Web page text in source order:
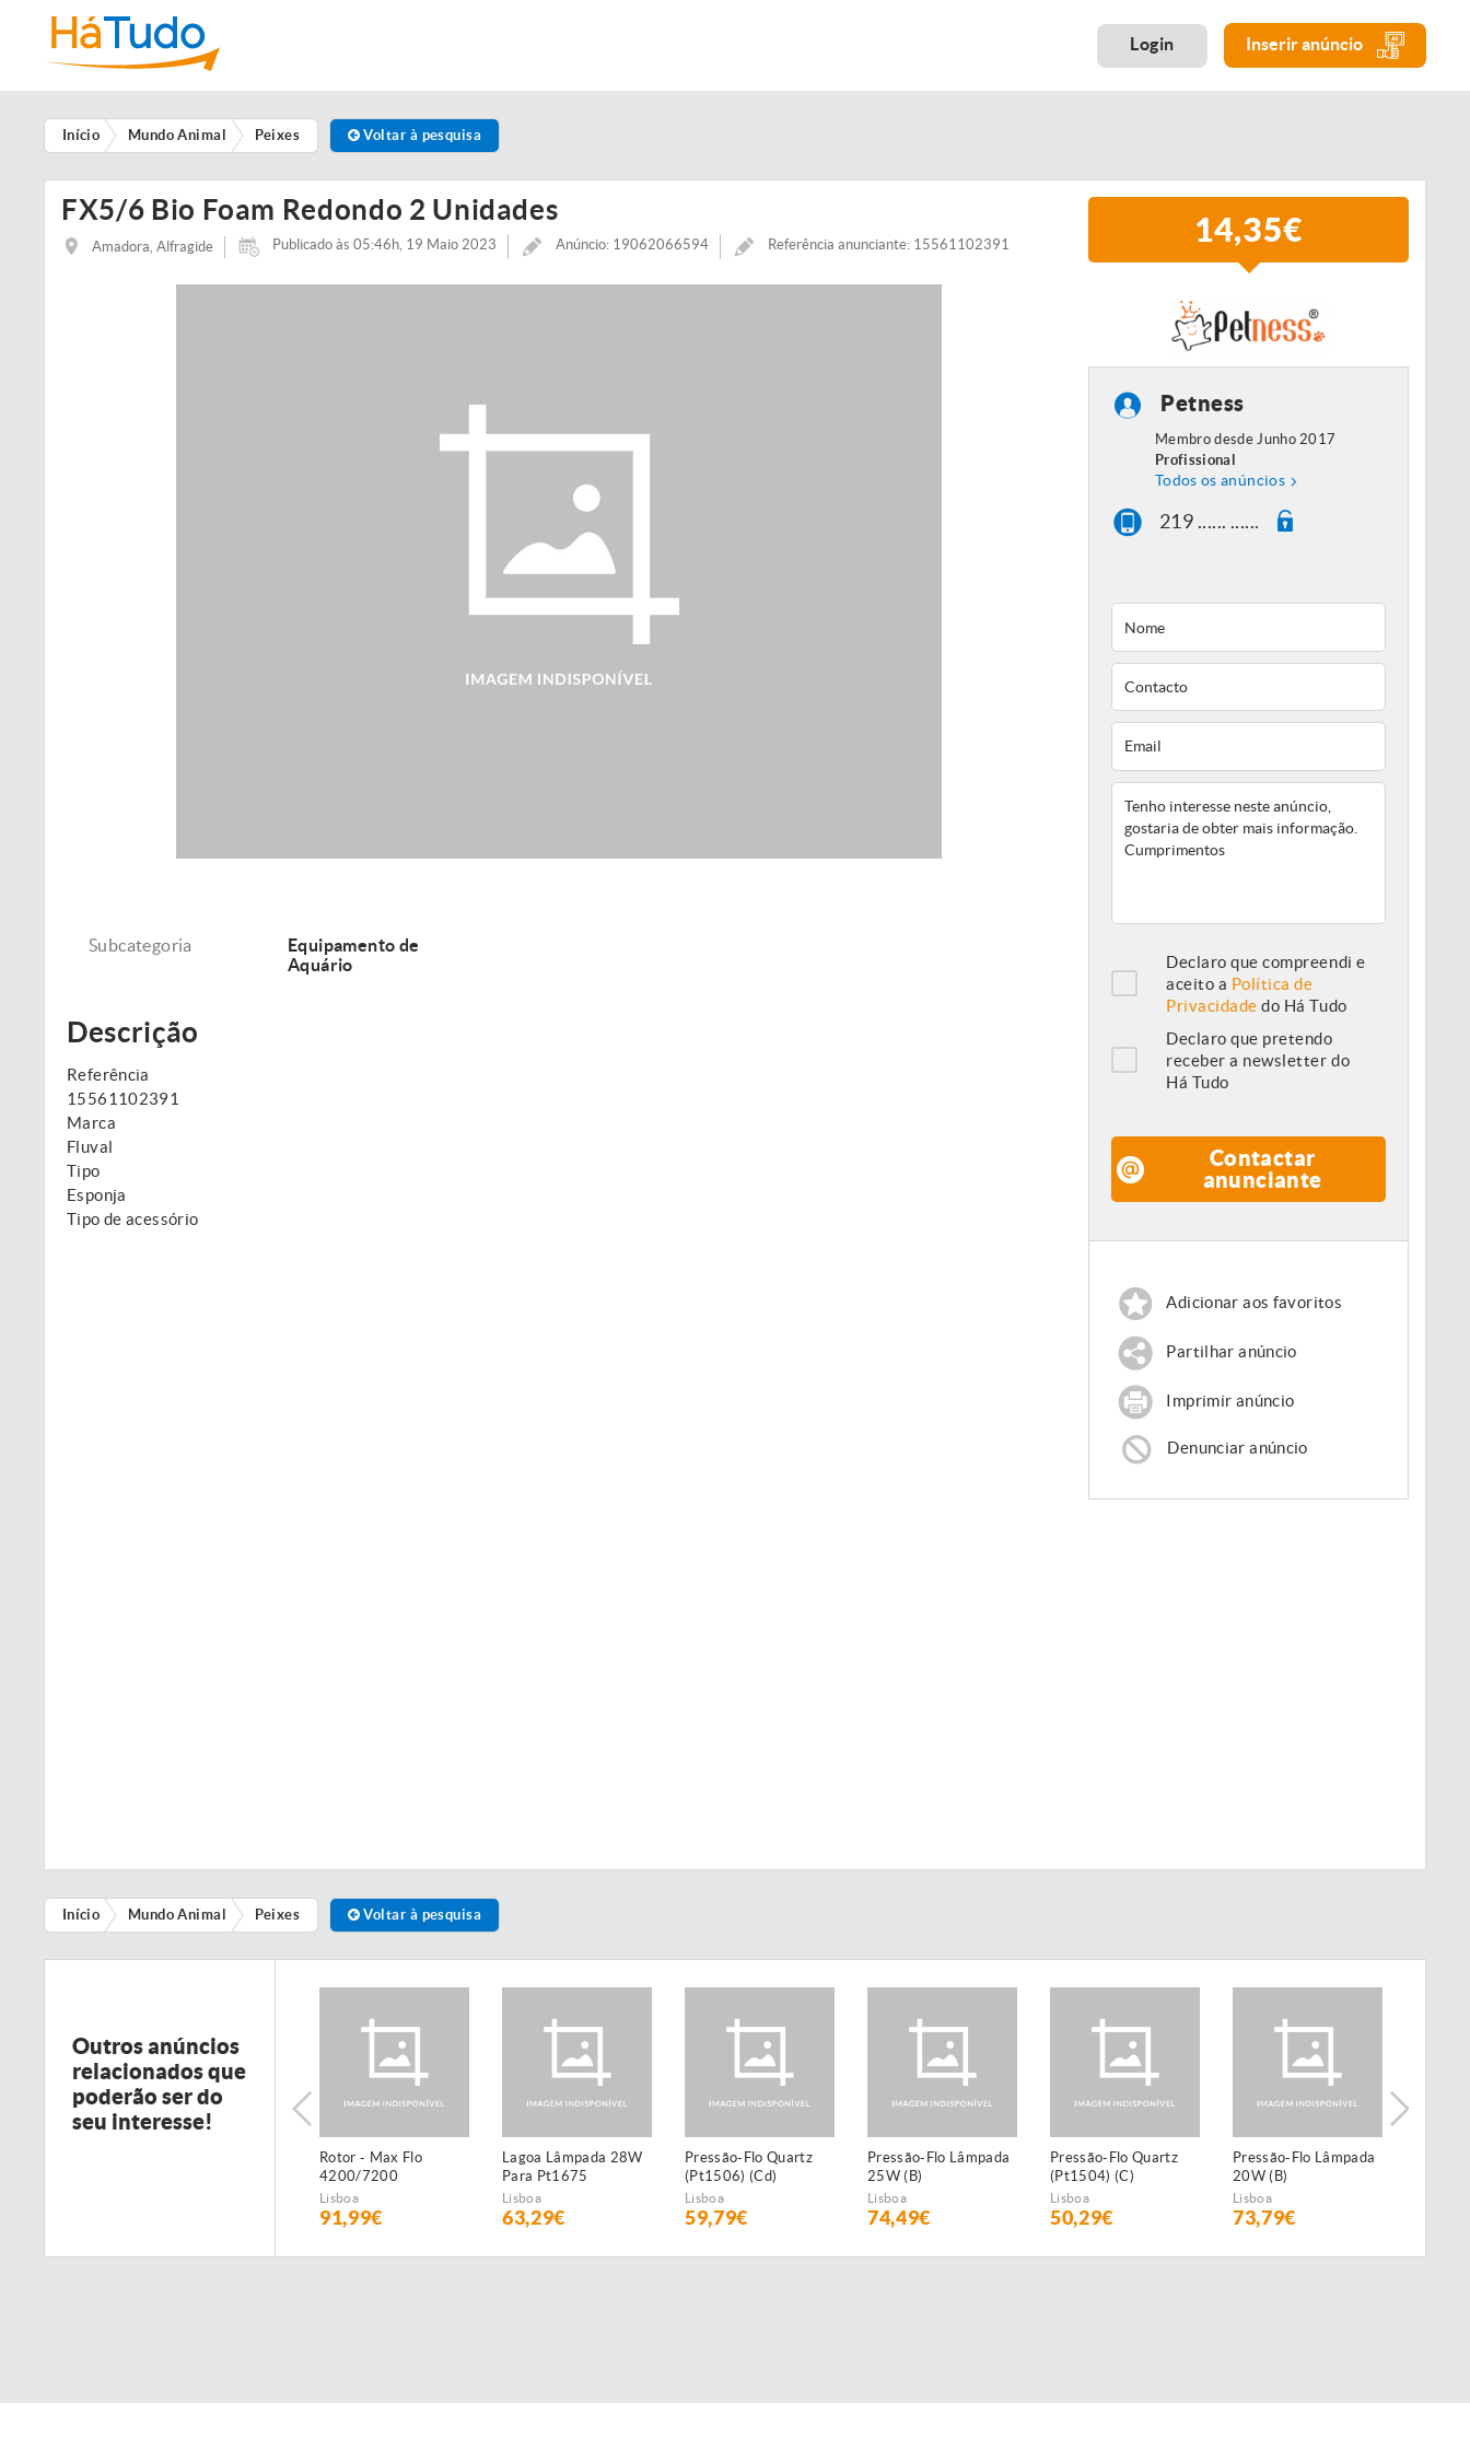
Login Inserir anúncio
Início Mundo Animal Peixes Voltar à pesquisa
FX5/6 Bio Foam Redondo 2 Unidades
Amadora, Alfragide Publicado às 05:46h, 19 Maio 2023 Anúncio: 19062066594 Referência anunciante: 15561102391 14,35€
Subcategoria
Equipamento de
Aquário
Descrição
Referência
15561102391
Marca
Fluval
Tipo
Esponja
Tipo de acessório
Petness
Membro desde Junho 2017
Profissional
Todos os anúncios
219 ...... ......
Declaro que compreendi e
aceito a Política de
Privacidade do Há Tudo
Declaro que pretendo
receber a newsletter do
Há Tudo
Contactar
anunciante
Adicionar aos favoritos
Partilhar anúncio
Imprimir anúncio
Denunciar anúncio
Início Mundo Animal Peixes Voltar à pesquisa
Outros anúncios
relacionados que
poderão ser do
seu interesse!
Rotor - Max Flo
4200/7200
Lisboa
91,99€
Lagoa Lâmpada 28W
Para Pt1675
Lisboa
63,29€
Pressão-Flo Quartz
(Pt1506) (Cd)
Lisboa
59,79€
Pressão-Flo Lâmpada
25W (B)
Lisboa
74,49€
Pressão-Flo Quartz
(Pt1504) (C)
Lisboa
50,29€
Pressão-Flo Lâmpada
20W (B)
Lisboa
73,79€